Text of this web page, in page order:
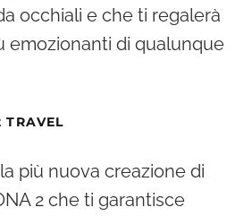
occhiali e che ti regalerà
emozionanti di qualunque
TRAVEL
più nuova creazione di
2 che ti garantisce